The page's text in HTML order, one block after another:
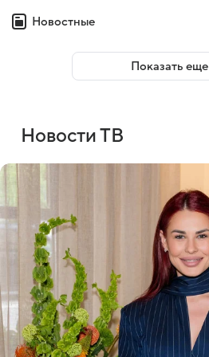
Регистрация
Новостные
Показать еще
Новости ТВ